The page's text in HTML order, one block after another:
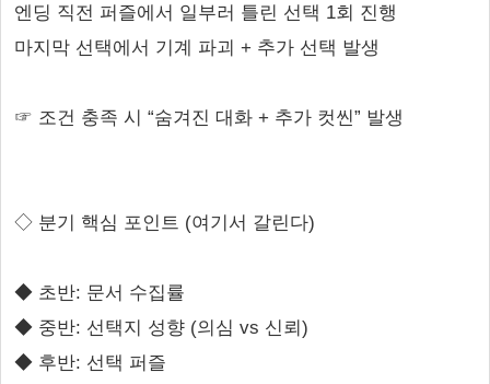
엔딩 직전 퍼즐에서 일부러 틀린 선택 1회 진행
마지막 선택에서 기계 파괴 + 추가 선택 발생
☞ 조건 충족 시 “숨겨진 대화 + 추가 컷씬” 발생
◇ 분기 핵심 포인트 (여기서 갈린다)
◆ 초반: 문서 수집률
◆ 중반: 선택지 성향 (의심 vs 신뢰)
◆ 후반: 선택 퍼즐